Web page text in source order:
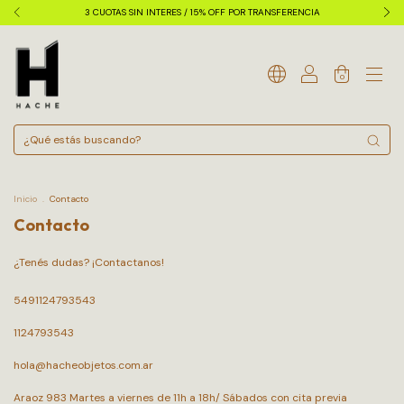
3 CUOTAS SIN INTERES / 15% OFF POR TRANSFERENCIA
0
Inicio . Contacto
Contacto
¿Tenés dudas? ¡Contactanos!
5491124793543
1124793543
hola@hacheobjetos.com.ar
Araoz 983 Martes a viernes de 11h a 18h/ Sábados con cita previa